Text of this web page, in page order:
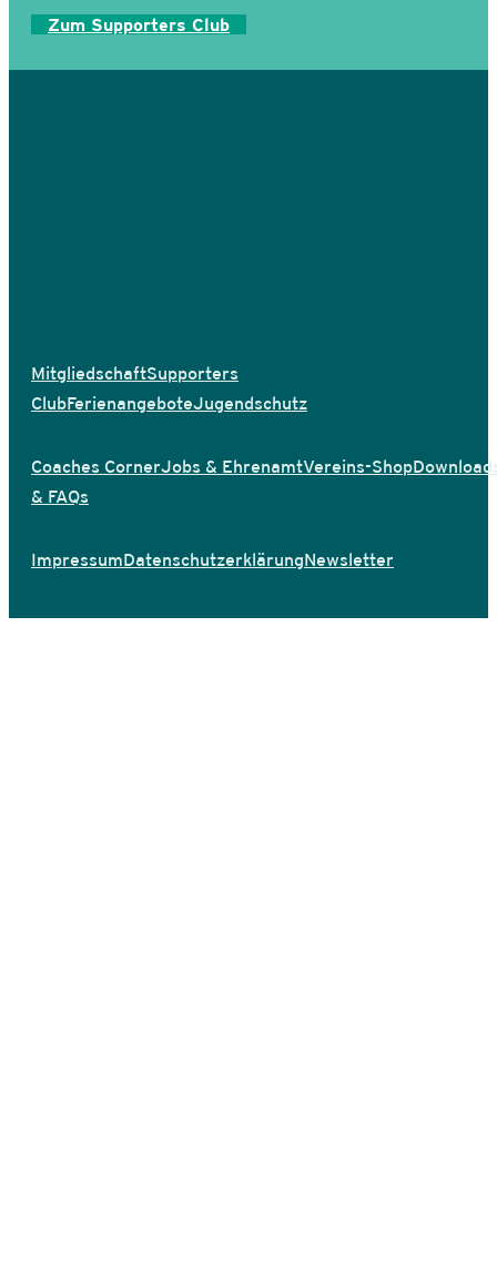
Zum Supporters Club
MitgliedschaftSupporters
ClubFerienangeboteJugendschutz
Coaches CornerJobs & EhrenamtVereins-Shop
& FAQs
ImpressumDatenschutzerklärungNewsletter